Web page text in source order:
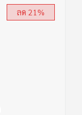
ลด 21%